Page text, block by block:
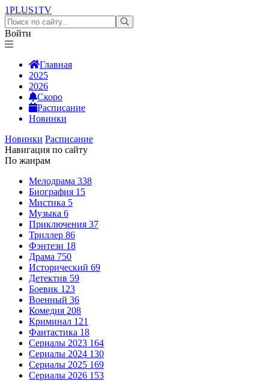
1PLUS1TV
Войти
Главная
2025
2026
Скоро
Расписание
Новинки
Новинки Расписание
Навигация по сайту
По жанрам
Мелодрама 338
Биография 15
Мистика 5
Музыка 6
Приключения 37
Триллер 86
Фэнтези 18
Драма 750
Исторический 69
Детектив 59
Боевик 123
Военный 36
Комедия 208
Криминал 121
Фантастика 18
Сериалы 2023 164
Сериалы 2024 130
Сериалы 2025 169
Сериалы 2026 153